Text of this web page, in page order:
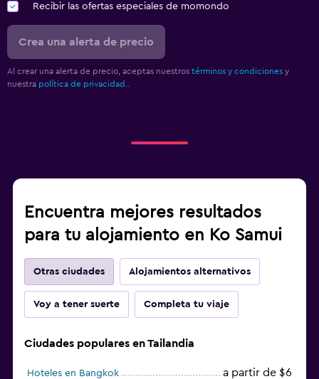
Recibir las ofertas especiales de momondo
Crea una alerta de precio
Al crear una alerta de precio, aceptas nuestros términos y condiciones y
nuestra política de privacidad.
Encuentra mejores resultados
para tu alojamiento en Ko Samui
Otras ciudades Alojamientos alternativos
Voy a tener suerte Completa tu viaje
Ciudades populares en Tailandia
Hoteles en Bangkok a partir de $6